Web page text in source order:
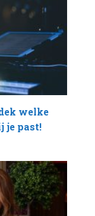
welke
je past!